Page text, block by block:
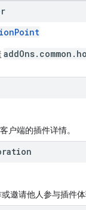
户端的插件详情。
邀请他人参与插件体